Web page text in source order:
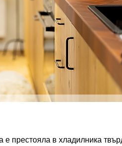
престояла в хладилника